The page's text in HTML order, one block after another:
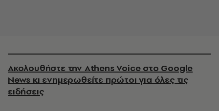
Ακολουθήστε την Athens Voice στο Google
News κι ενημερωθείτε πρώτοι για όλες τις
ειδήσεις